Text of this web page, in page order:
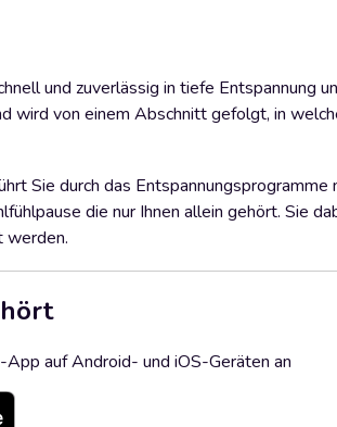
und zuverlässig in tiefe Entspannung
wird von einem Abschnitt gefolgt, in
Sie durch das
die nur Ihnen allein gehört. Sie
werden.
auf Android- und iOS-Geräten an